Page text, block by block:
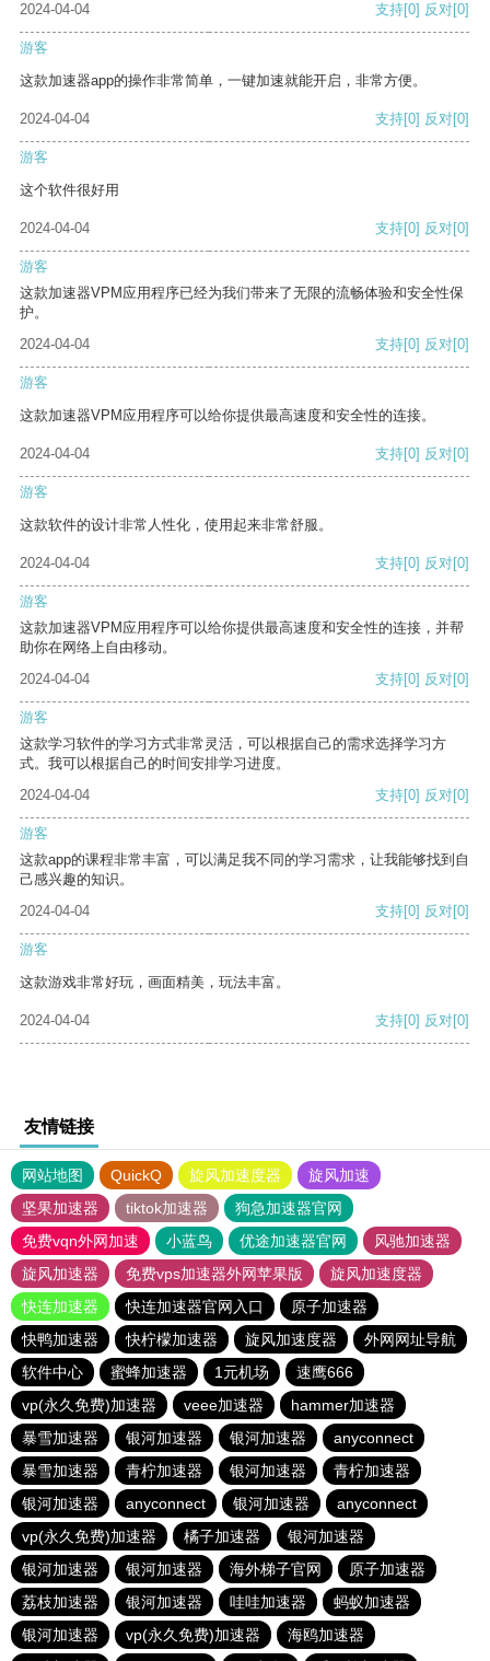
2024-04-04
支持[0] 反对[0]
游客
这款加速器app的操作非常简单，一键加速就能开启，非常方便。
2024-04-04 支持[0] 反对[0]
游客
这个软件很好用
2024-04-04 支持[0] 反对[0]
游客
这款加速器VPM应用程序已经为我们带来了无限的流畅体验和安全性保
护。
2024-04-04
支持[0] 反对[0]
游客
这款加速器VPM应用程序可以给你提供最高速度和安全性的连接。
2024-04-04 支持[0] 反对[0]
游客
这款软件的设计非常人性化，使用起来非常舒服。
2024-04-04 支持[0] 反对[0]
游客
这款加速器VPM应用程序可以给你提供最高速度和安全性的连接，并帮
助你在网络上自由移动。
2024-04-04
支持[0] 反对[0]
游客
这款学习软件的学习方式非常灵活，可以根据自己的需求选择学习方
式。我可以根据自己的时间安排学习进度。
2024-04-04
支持[0] 反对[0]
游客
这款app的课程非常丰富，可以满足我不同的学习需求，让我能够找到自
己感兴趣的知识。
2024-04-04
支持[0] 反对[0]
游客
这款游戏非常好玩，画面精美，玩法丰富。
2024-04-04 支持[0] 反对[0]
友情链接
网站地图 QuickQ 旋风加速度器
旋风加速
坚果加速器
tiktok加速器
狗急加速器官网
免费vqn外网加速
小蓝鸟 优途加速器官网
风驰加速器
旋风加速器
免费vps加速器外网苹果版
旋风加速度器
快连加速器
快连加速器官网入口
原子加速器
快鸭加速器
快柠檬加速器 旋风加速度器
外网网址导航
软件中心
蜜蜂加速器 1元机场
速鹰666
vp(永久免费)加速器
veee加速器
hammer加速器
暴雪加速器
银河加速器 银河加速器
anyconnect
暴雪加速器
青柠加速器 银河加速器
青柠加速器
银河加速器
anyconnect 银河加速器
anyconnect
vp(永久免费)加速器
橘子加速器
银河加速器
银河加速器
银河加速器 海外梯子官网
原子加速器
荔枝加速器
银河加速器 哇哇加速器
蚂蚁加速器
银河加速器
vp(永久免费)加速器
海鸥加速器